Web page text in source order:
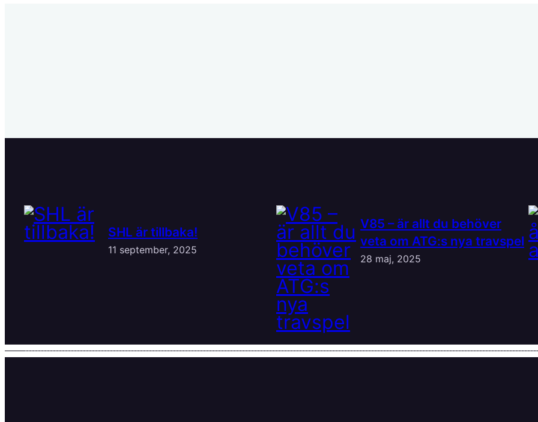
SHL är tillbaka!
11 september, 2025
V85 – är allt du behöver
veta om ATG:s nya travspel
28 maj, 2025